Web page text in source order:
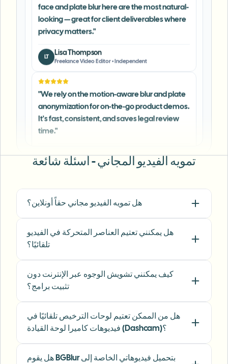
privacy matters."
LT
Lisa Thompson
Freelance Video Editor
"We rely on the motion-aware blur and plate
anonymization for on-the-go product demos.
It's fast, consistent, and saves legal review
time."
MC
Michael Chen
The blur tools are a lifesaver — I can softly
my vlogs."
Sarah Johnson
Content Creator•YouTube
Perfect for short-form content — selective
blur and automatic license-plate hiding
ER
Emma Rodriguez
تمويه الفيديو المجاني - أسئلة شائعة
هل تمويه الفيديو مجاني حقاً أونلاين؟
هل يمكنني تعتيم العناصر المتحركة في الفيديو
تلقائيًا؟
كيف يمكنني تشويش الوجوه عبر الإنترنت دون
تثبيت برامج؟
هل من الممكن تعتيم لوحات الترخيص تلقائيًا في
فيديوهات كاميرا لوحة القيادة (Dashcam)؟
هل يقوم BGBlur بتحميل فيديوهاتي الخاصة إلى